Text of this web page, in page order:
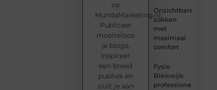
Onzichtbare
sokken
met
maximaal
comfort
Fysio
Bleiswijk:
professionele
op
MundaMarketing.nl.
Publiceer
moeiteloos
je blogs,
inspireer
een breed
publiek en
sluit je aan